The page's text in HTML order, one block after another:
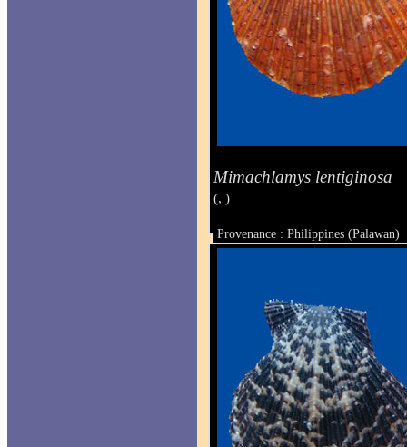
Mimachlamys lentiginosa
(, )
Provenance : Philippines (Palawan)
Taille : 38 x 33 mm